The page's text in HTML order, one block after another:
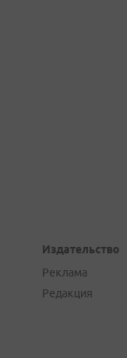
Издательство
Реклама
Редакция